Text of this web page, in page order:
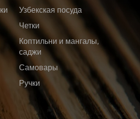
Узбекская посуда
Четки
Коптильни и мангалы,
саджи
Самовары
Ручки